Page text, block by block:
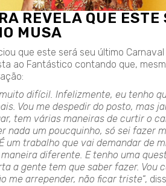
REVELA QUE ESTE
MUSA
que este será seu último
ao Fantástico contando que,
difícil. Infelizmente, eu tenho
Vou me despedir do posto, mas
tem várias maneiras de curtir o
nada um poucquinho, só sei fazer
um trabalho que vai demandar de
diferente. E tenho uma
a gente tem que saber fazer. Vou
me arrepender, não ficar triste“,